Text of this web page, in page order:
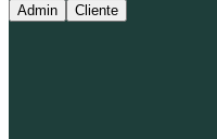
Admin Cliente